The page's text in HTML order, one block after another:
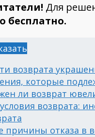
Для
бесплатно.
возврата
которые
ли возврат
возврата:
причины отказа в